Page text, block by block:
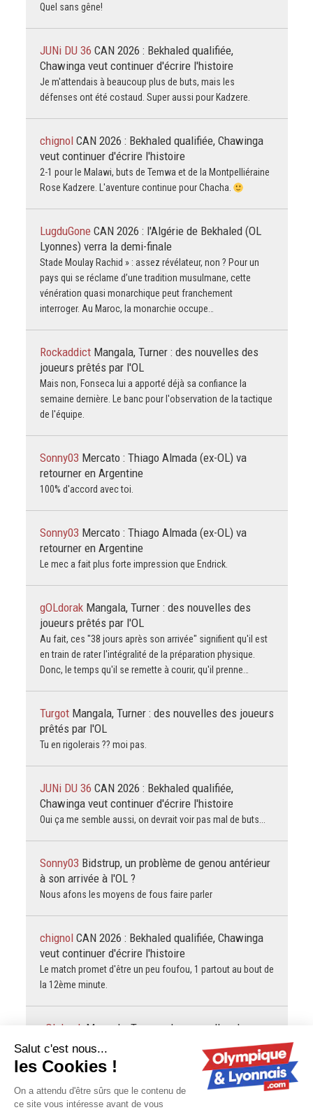
Quel sans gêne!
JUNi DU 36 CAN 2026 : Bekhaled qualifiée,
Chawinga veut continuer d'écrire l'histoire
Je m'attendais à beaucoup plus de buts, mais les
défenses ont été costaud. Super aussi pour Kadzere.
chignol CAN 2026 : Bekhaled qualifiée, Chawinga
veut continuer d'écrire l'histoire
2-1 pour le Malawi, buts de Temwa et de la Montpelliéraine
Rose Kadzere. L'aventure continue pour Chacha.
LugduGone CAN 2026 : l'Algérie de Bekhaled (OL
Lyonnes) verra la demi-finale
Stade Moulay Rachid » : assez révélateur, non ? Pour un
pays qui se réclame d’une tradition musulmane, cette
vénération quasi monarchique peut franchement
interroger. Au Maroc, la monarchie occupe…
Rockaddict Mangala, Turner : des nouvelles des
joueurs prêtés par l'OL
Mais non, Fonseca lui a apporté déjà sa confiance la
semaine dernière. Le banc pour l'observation de la tactique
de l'équipe.
Sonny03 Mercato : Thiago Almada (ex-OL) va
retourner en Argentine
100% d'accord avec toi.
Sonny03 Mercato : Thiago Almada (ex-OL) va
retourner en Argentine
Le mec a fait plus forte impression que Endrick.
gOLdorak Mangala, Turner : des nouvelles des
joueurs prêtés par l'OL
Au fait, ces "38 jours après son arrivée" signifient qu'il est
en train de rater l'intégralité de la préparation physique.
Donc, le temps qu'il se remette à courir, qu'il prenne…
Turgot Mangala, Turner : des nouvelles des joueurs
prêtés par l'OL
Tu en rigolerais ?? moi pas.
JUNi DU 36 CAN 2026 : Bekhaled qualifiée,
Chawinga veut continuer d'écrire l'histoire
Oui ça me semble aussi, on devrait voir pas mal de buts...
Sonny03 Bidstrup, un problème de genou antérieur
à son arrivée à l'OL ?
Nous afons les moyens de fous faire parler
chignol CAN 2026 : Bekhaled qualifiée, Chawinga
veut continuer d'écrire l'histoire
Le match promet d'être un peu foufou, 1 partout au bout de
la 12ème minute.
gOLdorakMangala, Turner : des nouvelles des
joueurs prêtés par l'OL
J'ai surtout l'impression qu'il préfigure que Kango va
pouvoir se la mettre sur l'oreille.